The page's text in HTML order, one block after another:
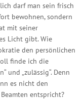
darf man sein frisch
bewohnen, sondern
mit seiner
Licht gibt. Wie
den persönlichen
finde ich die
und „zulässig“. Denn
es nicht den
entspricht?